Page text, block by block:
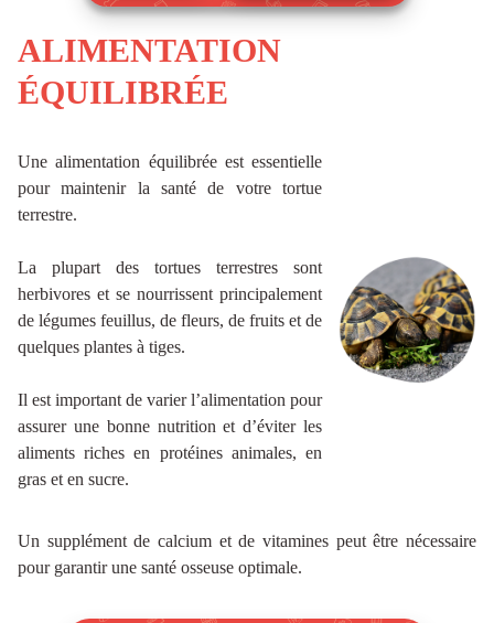
ALIMENTATION
ÉQUILIBRÉE
Une alimentation équilibrée est essentielle
pour maintenir la santé de votre tortue
terrestre.
La plupart des tortues terrestres sont
herbivores et se nourrissent principalement
de légumes feuillus, de fleurs, de fruits et de
quelques plantes à tiges.
Il est important de varier l’alimentation pour
assurer une bonne nutrition et d’éviter les
aliments riches en protéines animales, en
gras et en sucre.
Un supplément de calcium et de vitamines peut être nécessaire
pour garantir une santé osseuse optimale.